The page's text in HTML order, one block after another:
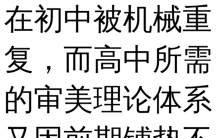
在初中被机械重
复，而高中所需
的审美理论体系